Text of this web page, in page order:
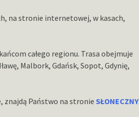
na stronie internetowej, w kasach,
całego regionu. Trasa obejmuje
Malbork, Gdańsk, Sopot, Gdynię,
znajdą Państwo na stronieSŁONECZNY